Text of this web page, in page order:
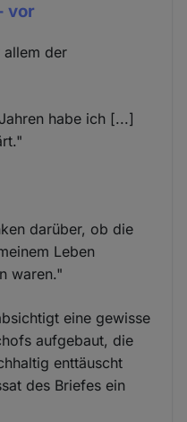
vor
der
habe ich [...]
darüber, ob die
Leben
waren."
eine gewisse
aufgebaut, die
enttäuscht
des Briefes ein